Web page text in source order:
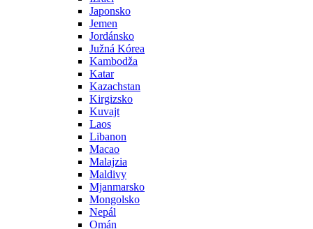
Japonsko
Jemen
Jordánsko
Južná Kórea
Kambodža
Katar
Kazachstan
Kirgizsko
Kuvajt
Laos
Libanon
Macao
Malajzia
Maldivy
Mjanmarsko
Mongolsko
Nepál
Omán